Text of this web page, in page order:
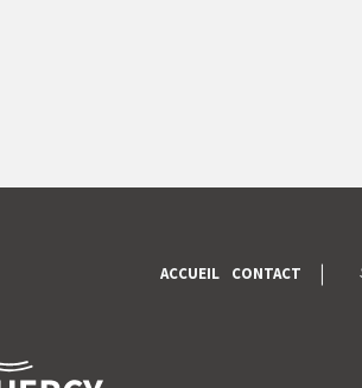
ACCUEIL CONTACT